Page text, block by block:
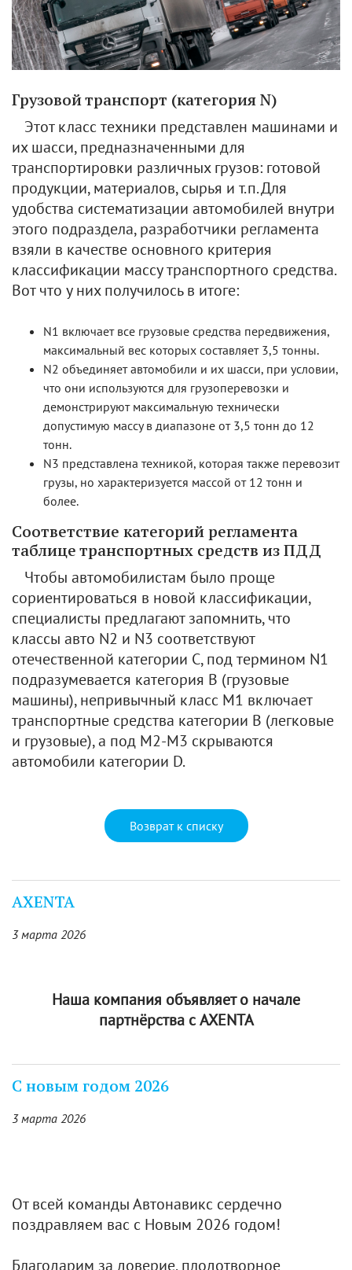
Грузовой транспорт (категория N)
Этот класс техники представлен машинами и
их шасси, предназначенными для
транспортировки различных грузов: готовой
продукции, материалов, сырья и т.п. Для
удобства систематизации автомобилей внутри
этого подраздела, разработчики регламента
взяли в качестве основного критерия
классификации массу транспортного средства.
Вот что у них получилось в итоге:
N1 включает все грузовые средства передвижения,
максимальный вес которых составляет 3,5 тонны.
N2 объединяет автомобили и их шасси, при условии,
что они используются для грузоперевозки и
демонстрируют максимальную технически
допустимую массу в диапазоне от 3,5 тонн до 12
тонн.
N3 представлена техникой, которая также перевозит
грузы, но характеризуется массой от 12 тонн и
более.
Соответствие категорий регламента
таблице транспортных средств из ПДД
Чтобы автомобилистам было проще
сориентироваться в новой классификации,
специалисты предлагают запомнить, что
классы авто N2 и N3 соответствуют
отечественной категории С, под термином N1
подразумевается категория В (грузовые
машины), непривычный класс M1 включает
транспортные средства категории В (легковые
и грузовые), а под M2-M3 скрываются
автомобили категории D.
Возврат к списку
AXENTA
3 марта 2026
Наша компания объявляет о начале
партнёрства с AXENTA
С новым годом 2026
3 марта 2026
От всей команды Автонавикс сердечно
поздравляем вас с Новым 2026 годом!
Благодарим за доверие, плодотворное